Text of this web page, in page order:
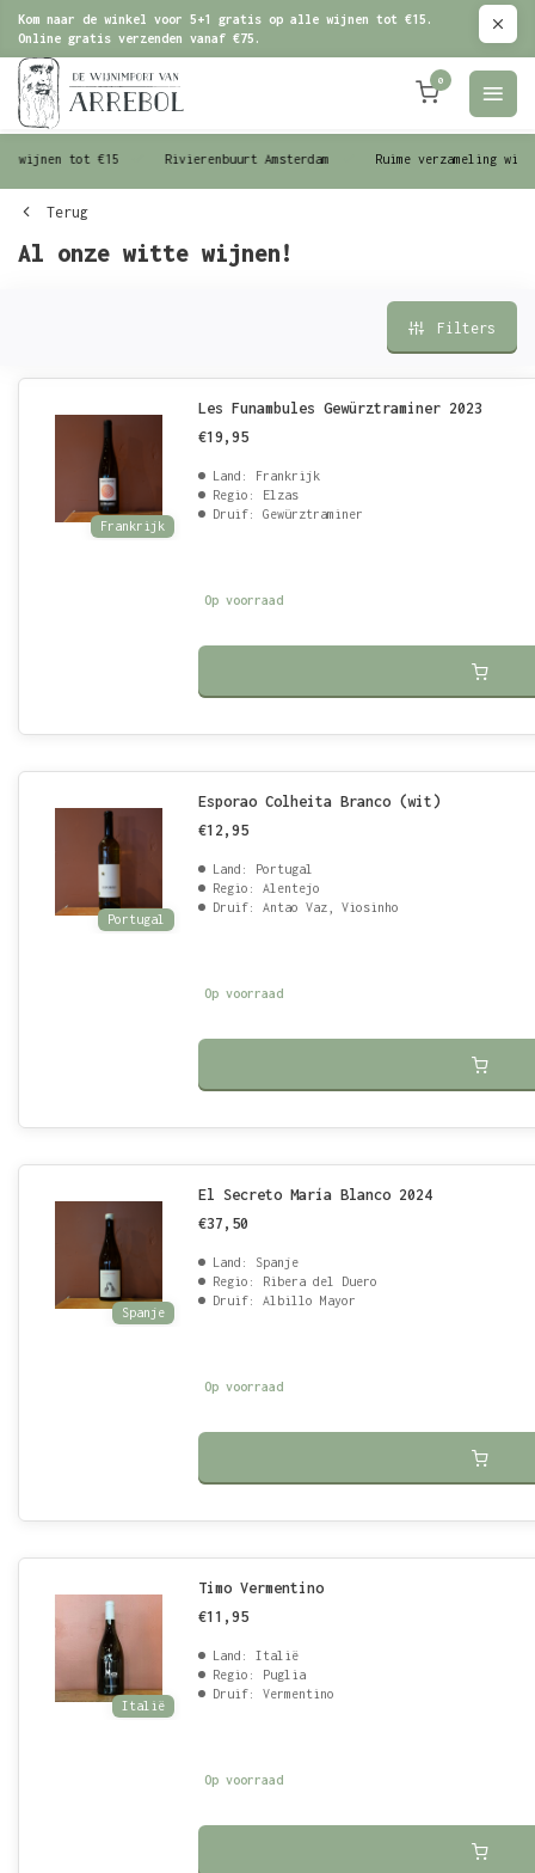
Kom naar de winkel voor 5+1 gratis op alle wijnen tot €15.
Online gratis verzenden vanaf €75.
0
wijnen tot €15 Rivierenbuurt Amsterdam Ruime verzameling
Terug
Al onze witte wijnen!
Filters
Frankrijk
Les Funambules Gewürztraminer 2023
€19,95
Land: Frankrijk
Regio: Elzas
Druif: Gewürztraminer
Op voorraad
Portugal
Esporao Colheita Branco (wit)
€12,95
Land: Portugal
Regio: Alentejo
Druif: Antao Vaz, Viosinho
Op voorraad
Spanje
El Secreto María Blanco 2024
€37,50
Land: Spanje
Regio: Ribera del Duero
Druif: Albillo Mayor
Op voorraad
Italië
Timo Vermentino
€11,95
Land: Italië
Regio: Puglia
Druif: Vermentino
Op voorraad